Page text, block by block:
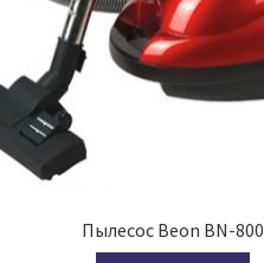
Пылесос Beon BN-800